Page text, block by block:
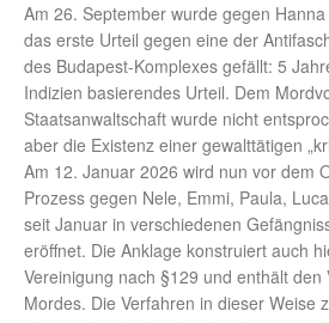
Am 26. September wurde gegen
das erste Urteil gegen eine der
des Budapest-Komplexes gefällt: 5
Indizien basierendes Urteil. Dem
Staatsanwaltschaft wurde nicht
aber die Existenz einer gewalttätigen
Am 12. Januar 2026 wird nun vor dem
Prozess gegen Nele, Emmi, Paula,
seit Januar in verschiedenen
eröffnet. Die Anklage konstruiert auch
Vereinigung nach §129 und enthält den
Mordes. Die Verfahren in dieser Weise